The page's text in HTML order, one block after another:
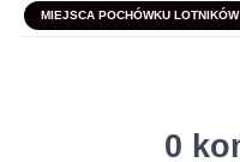
MIEJSCA POCHÓWKU
0